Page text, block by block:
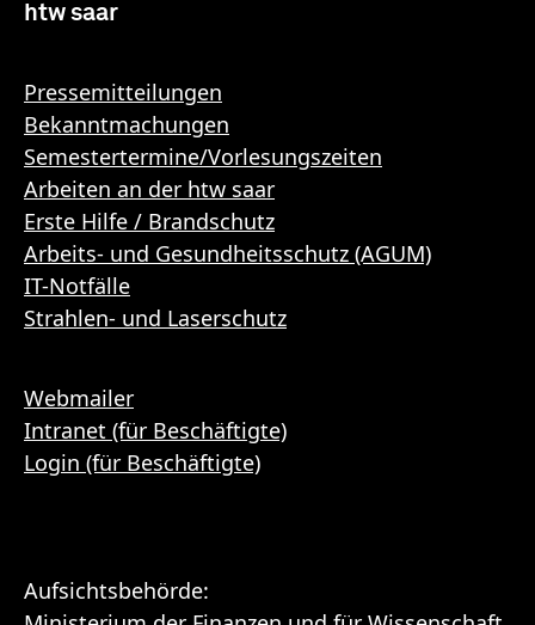
htw saar
Pressemitteilungen
Bekanntmachungen
Semestertermine/Vorlesungszeiten
Arbeiten an der htw saar
Erste Hilfe / Brandschutz
Arbeits- und Gesundheitsschutz (AGUM)
IT-Notfälle
Strahlen- und Laserschutz
Webmailer
Intranet (für Beschäftigte)
Login (für Beschäftigte)
Aufsichtsbehörde: